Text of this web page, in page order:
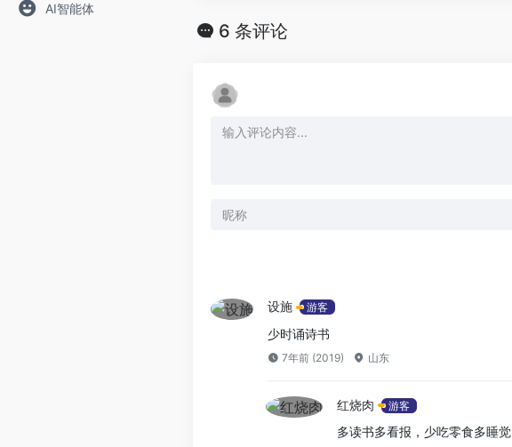
AI智能体
6 条评论
设施 游客
少时诵诗书
7年前 (2019) 山东
红烧肉 游客
多读书多看报，少吃零食多睡觉